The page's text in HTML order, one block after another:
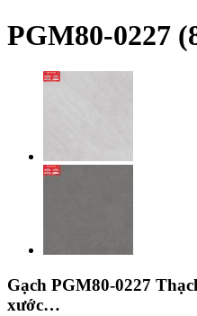
PGM80-0227
Gạch PGM80-0227
xước…